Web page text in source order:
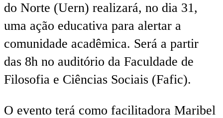
do Norte (Uern) realizará, no dia 31,
uma ação educativa para alertar a
comunidade acadêmica. Será a partir
das 8h no auditório da Faculdade de
Filosofia e Ciências Sociais (Fafic).
O evento terá como facilitadora Maribel